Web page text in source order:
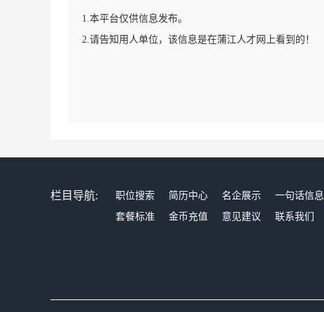
1.本平台仅供信息发布。
2.请告知用人单位，该信息是在蒲江人才网上看到的！
栏目导航: 职位搜索 简历中心 名企展示 一句话信息
套餐标准
金币充值 意见建议 联系我们